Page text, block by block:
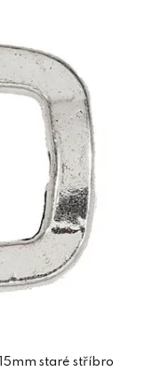
staré stříbro